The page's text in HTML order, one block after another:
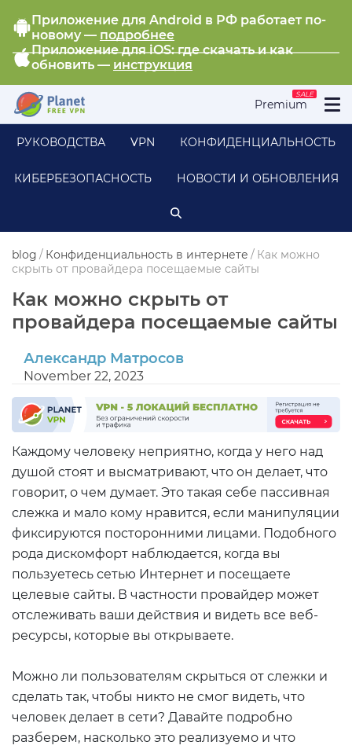
Приложение для Android в РФ работает по-
новому — подробнее
Приложение для iOS: где скачать и как
обновить — инструкция
Premium
SALE
РУКОВОДСТВА VPN КОНФИДЕНЦИАЛЬНОСТЬ
КИБЕРБЕЗОПАСНОСТЬ НОВОСТИ И ОБНОВЛЕНИЯ
blog / Конфиденциальность в интернете / Как можно
скрыть от провайдера посещаемые сайты
Как можно скрыть от
провайдера посещаемые сайты
Александр Матросов
November 22, 2023
Каждому человеку неприятно, когда у него над
душой стоят и высматривают, что он делает, что
говорит, о чем думает. Это такая себе пассивная
слежка и мало кому нравится, если манипуляции
фиксируются посторонними лицами. Подобного
рода дискомфорт наблюдается, когда вы
пользуетесь сетью Интернет и посещаете
целевые сайты. В частности провайдер может
отслеживать ваши действия и видеть все веб-
ресурсы, которые вы открываете.
Можно ли пользователям скрыться от слежки и
сделать так, чтобы никто не смог видеть, что
человек делает в сети? Давайте подробно
разберем, насколько это реализуемо и что